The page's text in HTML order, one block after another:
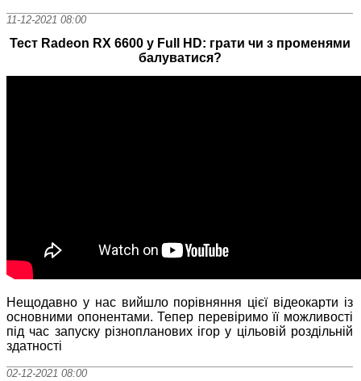
11-12-2021 08:00
Тест Radeon RX 6600 у Full HD: грати чи з променями
балуватися?
Нещодавно у нас вийшло порівняння цієї відеокарти із
основними опонентами. Тепер перевіримо її можливості
під час запуску різнопланових ігор у цільовій роздільній
здатності
02-12-2021 08:00